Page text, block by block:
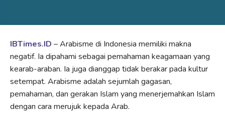
IBTimes.ID – Arabisme di Indonesia memiliki makna
negatif. Ia dipahami sebagai pemahaman keagamaan yang
kearab-araban. Ia juga dianggap tidak berakar pada kultur
setempat. Arabisme adalah sejumlah gagasan,
pemahaman, dan gerakan Islam yang menerjemahkan Islam
dengan cara merujuk kepada Arab.